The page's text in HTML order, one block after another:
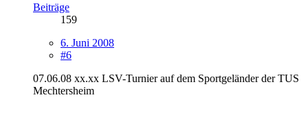
Beiträge
159
6. Juni 2008
#6
07.06.08 xx.xx LSV-Turnier auf dem Sportgeländer der TUS
Mechtersheim